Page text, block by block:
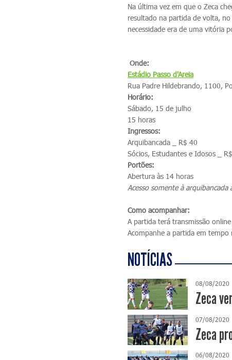
Na última vez em que o Zeca
resultado na partida de volta,
necessidade era de uma vitória
Onde:
Estádio Passo d'Areia
Rua Padre Hildebrando, 1100,
Horário:
Sábado, 15 de julho
15 horas
Ingressos:
Arquibancada _ R$ 40
Sócios, Estudantes e Idosos _
Portões:
Abertura às 14 horas
Acesso somente à arquibancada
Como acompanhar:
A partida terá transmissão
Acompanhe a partida em
NOTÍCIAS
08/08/2020
Zeca
07/08/2020
Zeca
06/08/2020